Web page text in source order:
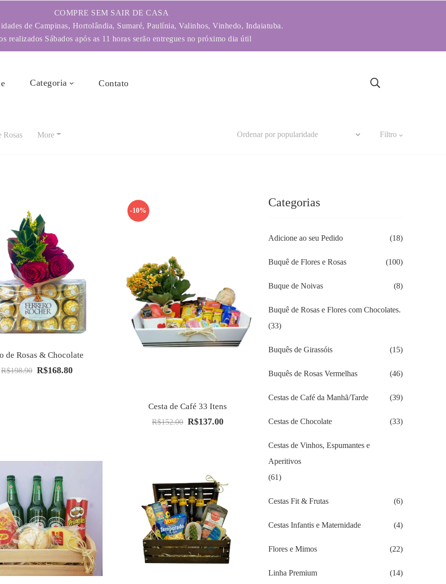
COMPRE SEM SAIR DE CASA
de Campinas, Hortolândia, Sumaré, Paulínia, Valinhos, Vinhedo, Indaiatuba.
realizados Sábados após as 11 horas serão entregues no próximo dia útil
Categoria Contato
Rosas More Filtro
de Rosas & Chocolate
R$198.90 O
R$168.80O
-10%
Cesta de Café 33 Itens
R$152.00 O
R$152.00.
R$137.00O
Categorias
Adicione ao seu Pedido (18)
Buquê de Flores e Rosas (100)
Buque de Noivas (8)
Buquê de Rosas e Flores com Chocolates.
(33)
Buquês de Girassóis (15)
Buquês de Rosas Vermelhas (46)
Cestas de Café da Manhã/Tarde (39)
Cestas de Chocolate (33)
Cestas de Vinhos, Espumantes e
Aperitivos
(61)
Cestas Fit & Frutas (6)
Cestas Infantis e Maternidade (4)
Flores e Mimos (22)
Linha Premium (14)